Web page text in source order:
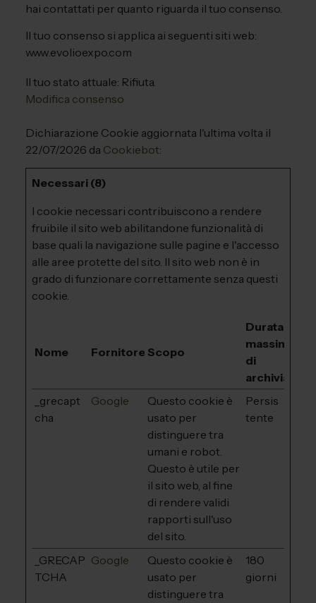
hai contattati per quanto riguarda il tuo consenso.
Il tuo consenso si applica ai seguenti siti web:
www.evolioexpo.com
Il tuo stato attuale: Rifiuta.
Modifica consenso
Dichiarazione Cookie aggiornata l'ultima volta il
22/07/2026 da Cookiebot:
Necessari (8)
I cookie necessari contribuiscono a rendere
fruibile il sito web abilitandone funzionalità di
base quali la navigazione sulle pagine e l'accesso
alle aree protette del sito. Il sito web non è in
grado di funzionare correttamente senza questi
cookie.
Nome Fornitore Scopo
Durata
massima
di
_grecapt
cha
Google
Questo cookie è
usato per
distinguere tra
umani e robot.
Questo è utile per
il sito web, al fine
di rendere validi
rapporti sull'uso
del sito.
Persis
tente
_GRECAP
TCHA
Google
Questo cookie è
usato per
distinguere tra
180
giorni